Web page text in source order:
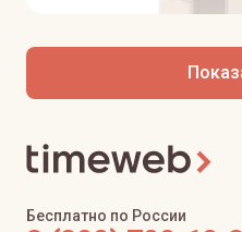
Бесплатно по России